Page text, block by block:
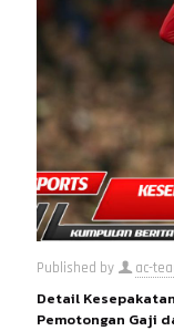
Published by ac-
Detail
Pemotongan Gaji